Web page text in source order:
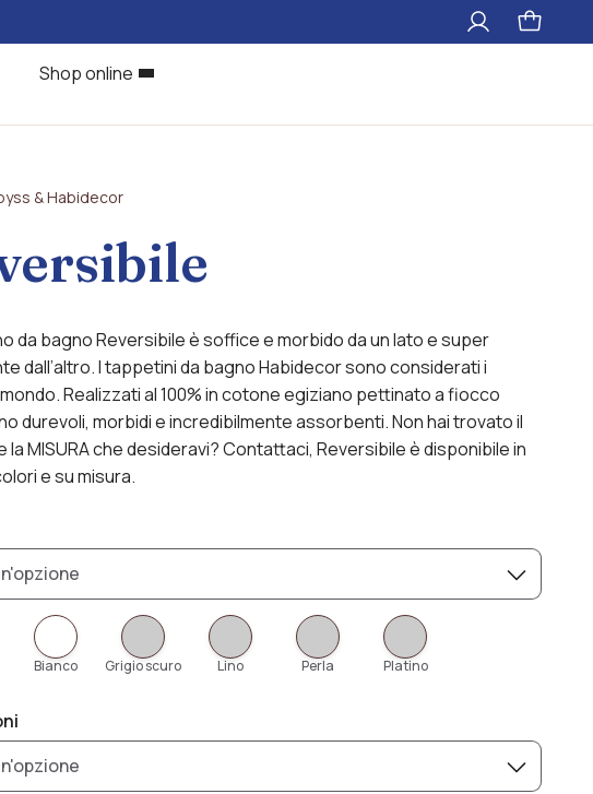
Il
mio
Pagina
carrello
Shop online
& Habidecor
da bagno Reversibile è soffice e morbido da un lato e super
dall’altro. I tappetini da bagno Habidecor sono considerati i
Realizzati al 100% in cotone egiziano pettinato a fiocco
durevoli, morbidi e incredibilmente assorbenti.Non hai trovato il
la MISURA che desideravi? Contattaci, Reversibile è disponibile in
e su misura.
Bianco Grigio scuro Lino Perla Platino